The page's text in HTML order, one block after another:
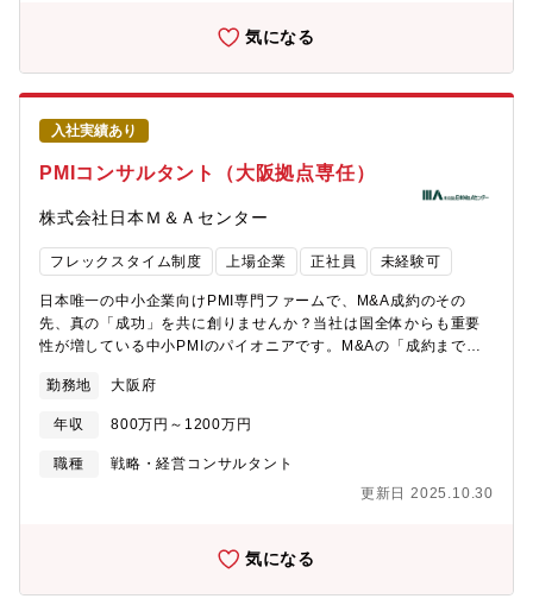
など多様な人材が在籍）【募集背景】中小PMIへの社会的ニーズが
右肩上がりで増加中。社会的な要請に応えつつ、買い手企業様や
売り手企業様のニーズに対応するために積極的な増員募集。現
在、供給力の不足を外部パートナーとの協業によってカバーして
いるが、可能な限り内製化していく意向。自己の成長に意欲的な
方に参画していただき、将来的には管理職やマネジャー等、当社
を一緒に作り上げてほしいと考えています。【働き方】クライア
ント先やリモートワークを柔軟に活用頂きます。平均残業月35～
40時間（プロジェクトによって繁閑有り）宿泊出張は月数回（常
営や現場・事業支援にチャレンジしたい方実際の企業成長や変革
プロジェクトに一員として深く関わりたい方経営者や組織に真摯
に向き合い、価値創出に本気で取り組みたい方
だけでなく経営全体の意思決定や組織づくりに直結し、経営者と
膝を突き合わせながら企業の成長や変革を現場で支えることがで
きます・案件数豊富＆営業活動不要日本M&Aセンター系列とし
て、毎年500件を超える安定した潜在案件があります。自ら営業す
る必要はなく、プロジェクトの質に専念できる環境です。・オー
ダーメイドのPMI支援定型型や画一サービスではなく、企業や現場
ごとに最適な支援を重視しています。人事・労務以外にも経営全
体に関わりながら、多様なスキル・経験を積むことができま
す。・組織成長の一翼を担う環境15名程度のコンパクトかつ成長
途上の組織のため、一人ひとりの提言や働きが会社や現場にダイ
レクトに反映されます。・人・組織・経営変革を一つの流れで体
験PMI現場では、組織体制や人事評価制度の再設計、従業員や経営
者との信頼構築、労働環境改革、モチベーション向上施策など、
人の側面から全社変革をリードできます。【主な業務内容】・
M&A後の統合プロジェクト支援（PMIプロジェクト参画）・労
計・実行・従業員ヒアリング、現状分析、本音の掘り起こしや課
場双方への施策説明、コミュニケーション支援・多様なテーマ
（会計・システム・ビジネスオペレーション）横断でのプロジェ
て施策をつくり上げる・従業員の声や現場の実情を丁寧に汲み取
織の真の変化に深く関われる・人事・労務の専門性に加えて経営
コンサルタントとして成長できる【組織構成】PMI専属15名（社
労士、会計士、コンサル、銀行、事業会社出身者など幅広い仲間
気になる
入社実績あり
PMIコンサルタント（大阪拠点専任）
株式会社日本Ｍ＆Ａセンター
フレックスタイム制度 上場企業 正社員 未経験可
日本唯一の中小企業向けPMI専門ファームで、M&A成約のその
先、真の「成功」を共に創りませんか？当社は国全体からも重要
性が増している中小PMIのパイオニアです。M&Aの「成約までの
現へ。PMIは、日本経済における事業存続と発展の要として今後ま
すます注目される大義のある仕事です。【当社で働く魅力】・経
営者のカウンターパートとして事業経営に本気で向き合える他フ
ァームではCFOや担当部門が中心となることが多い中、当社の支
がら。経営判断や組織づくりに深く携わり、その会社全体の成
要日本M&Aセンター系列として、毎年500件を超える安定した潜
在案件があります。自ら営業する必要はなく、プロジェクトの質
に専念できる環境です。・オーダーメイド型のPMI支援当社は画一
勤務地 大阪府
年収 800万円～1200万円
職種
戦略・経営コンサルタント
更新日 2025.10.30
気になる